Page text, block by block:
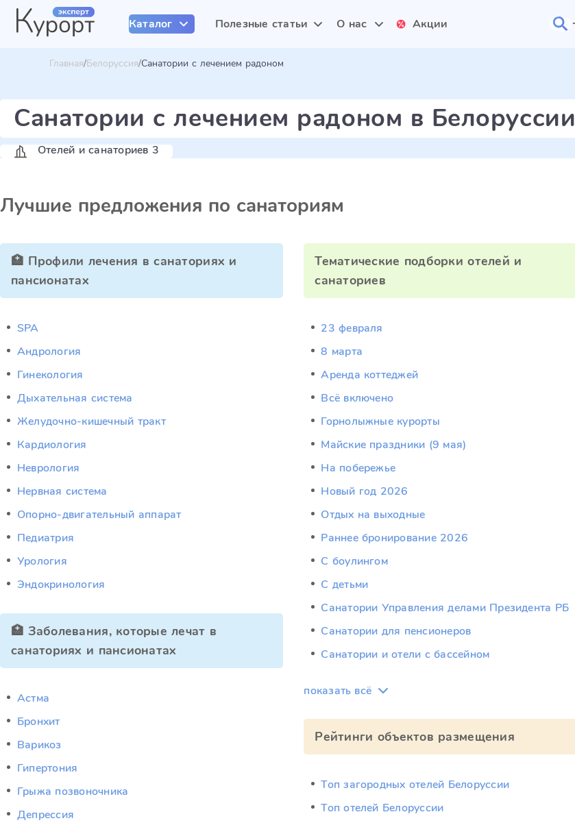
Каталог Полезные статьи О нас Акции
Главная Белоруссия Санатории с лечением радоном
Санатории с лечением радоном в Белоруссии
Отелей и санаториев 3
Лучшие предложения по санаториям
🏥 Профили лечения в санаториях и
пансионатах
SPA
Андрология
Гинекология
Дыхательная система
Желудочно-кишечный тракт
Кардиология
Неврология
Нервная система
Опорно-двигательный аппарат
Педиатрия
Урология
Эндокринология
🏥 Заболевания, которые лечат в
санаториях и пансионатах
Астма
Бронхит
Варикоз
Гипертония
Грыжа позвоночника
Депрессия
Тематические подборки отелей и
санаториев
23 февраля
8 марта
Аренда коттеджей
Всё включено
Горнолыжные курорты
Майские праздники (9 мая)
На побережье
Новый год 2026
Отдых на выходные
Раннее бронирование 2026
С боулингом
С детьми
Санатории Управления делами Президента РБ
Санатории для пенсионеров
Санатории и отели с бассейном
показать всё
Рейтинги объектов размещения
Топ загородных отелей Белоруссии
Топ отелей Белоруссии